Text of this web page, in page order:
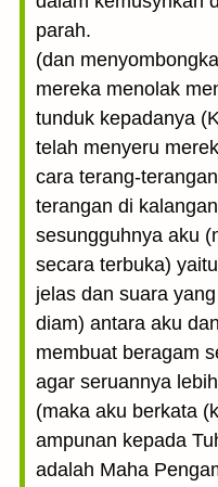
parah.
(dan
mereka menolak
tunduk kepadanya
telah menyeru
cara terang-
terangan di
sesungguhnya aku
secara terbuka)
jelas dan suara
diam) antara aku
membuat beragam
agar seruannya
(maka aku berkata
ampunan kepada
adalah Maha